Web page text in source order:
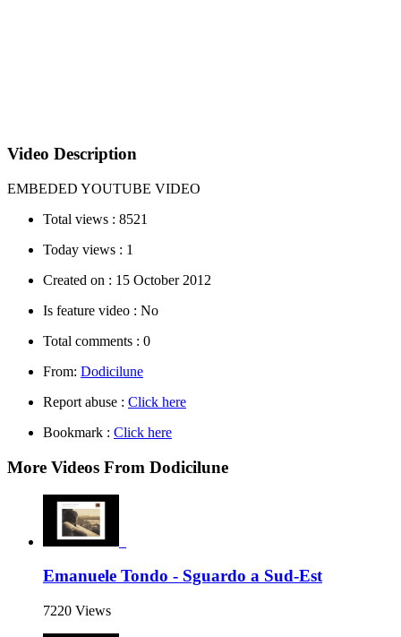
Video Description
EMBEDED YOUTUBE VIDEO
Total views : 8521
Today views : 1
Created on : 15 October 2012
Is feature video : No
Total comments : 0
From: Dodicilune
Report abuse : Click here
Bookmark : Click here
More Videos From Dodicilune
Emanuele Tondo - Sguardo a Sud-Est
7220 Views